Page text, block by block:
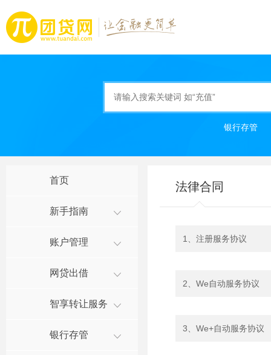
银行存管
首页
新手指南
账户管理
网贷出借
智享转让服务
银行存管
法律合同
1、注册服务协议
2、We自动服务协议
3、We+自动服务协议